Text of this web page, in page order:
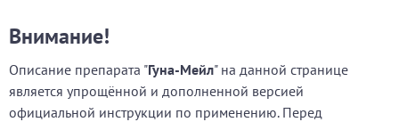
Внимание!
Описание препарата "Гуна-Мейл" на данной странице
является упрощённой и дополненной версией
официальной инструкции по применению. Перед